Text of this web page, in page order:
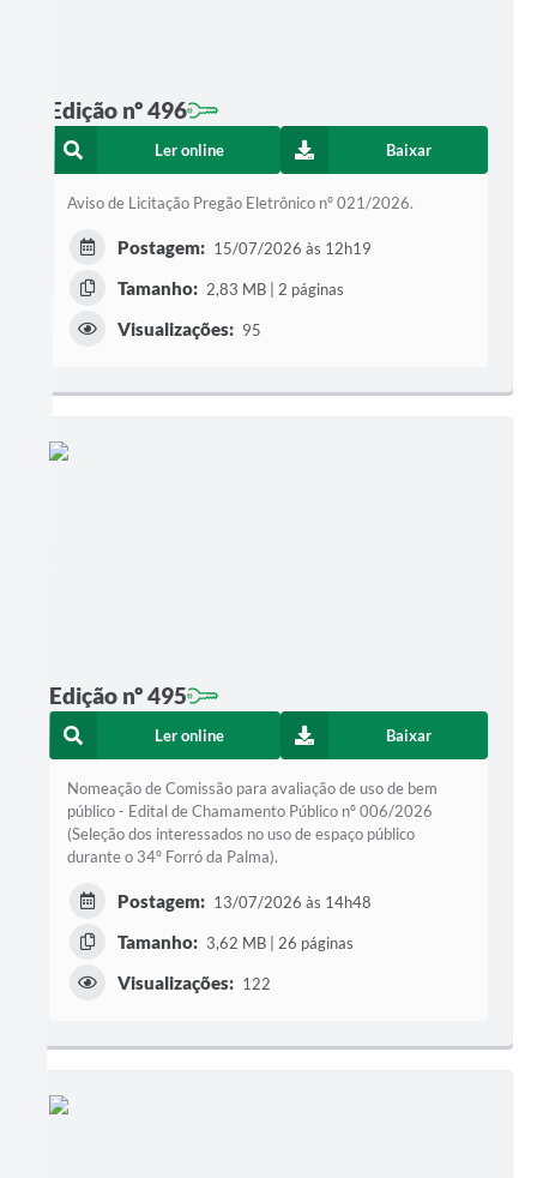
Edição nº 496
Ler online Baixar
Aviso de Licitação Pregão Eletrônico nº 021/2026.
Postagem: 15/07/2026 às 12h19
Tamanho: 2,83 MB | 2 páginas
Visualizações: 95
Edição nº 495
Ler online Baixar
Nomeação de Comissão para avaliação de uso de bem
público - Edital de Chamamento Público nº 006/2026
(Seleção dos interessados no uso de espaço público
durante o 34º Forró da Palma).
Postagem: 13/07/2026 às 14h48
Tamanho: 3,62 MB | 26 páginas
Visualizações: 122